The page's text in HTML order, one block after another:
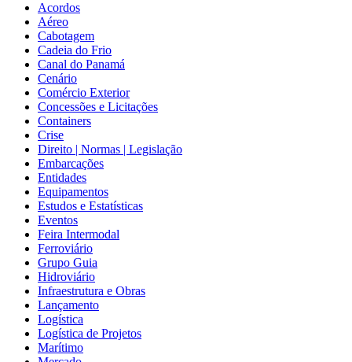
Acordos
Aéreo
Cabotagem
Cadeia do Frio
Canal do Panamá
Cenário
Comércio Exterior
Concessões e Licitações
Containers
Crise
Direito | Normas | Legislação
Embarcações
Entidades
Equipamentos
Estudos e Estatísticas
Eventos
Feira Intermodal
Ferroviário
Grupo Guia
Hidroviário
Infraestrutura e Obras
Lançamento
Logística
Logística de Projetos
Marítimo